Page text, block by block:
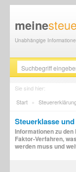
meine
Unabhängige
Steuersoftware
Steuererklärung
Steuer-News
Finanzamt
Sie sind hier:
Start »
Steuerklasse
Informationen zu den
Faktor-Verfahren,
werden muss und